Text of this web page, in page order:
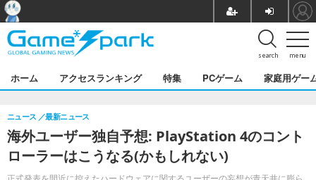
menu
search
ホーム アクセスランキング 特集 PCゲーム 家庭用ゲー
海外ユーザー独自予想: PlayStation 4のコント
ローラーはこうなる(かもしれない)
ニュース 最新ニュース